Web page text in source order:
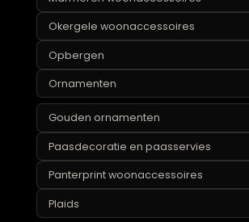
Krukjes
Landelijke woonaccessoires
Luxe woonaccessoires
Marmeren woonaccessoires
Opbergen
Ornamenten